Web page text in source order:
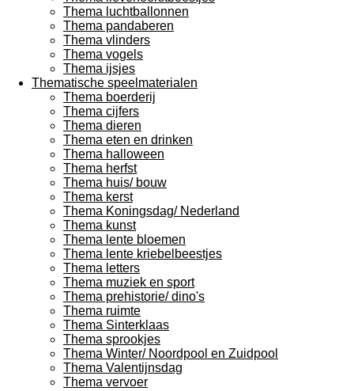
Thema luchtballonnen
Thema pandaberen
Thema vlinders
Thema vogels
Thema ijsjes
Thematische speelmaterialen
Thema boerderij
Thema cijfers
Thema dieren
Thema eten en drinken
Thema halloween
Thema herfst
Thema huis/ bouw
Thema kerst
Thema Koningsdag/ Nederland
Thema kunst
Thema lente bloemen
Thema lente kriebelbeestjes
Thema letters
Thema muziek en sport
Thema prehistorie/ dino's
Thema ruimte
Thema Sinterklaas
Thema sprookjes
Thema Winter/ Noordpool en Zuidpool
Thema Valentijnsdag
Thema vervoer